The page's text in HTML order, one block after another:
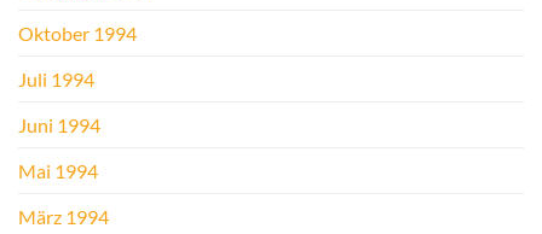
Oktober 1994
Juli 1994
Juni 1994
Mai 1994
März 1994